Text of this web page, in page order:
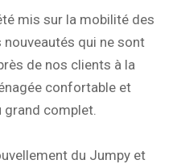
mis sur la mobilité des
qui ne sont
de nos clients à la
confortable et
grand complet.
du Jumpy et